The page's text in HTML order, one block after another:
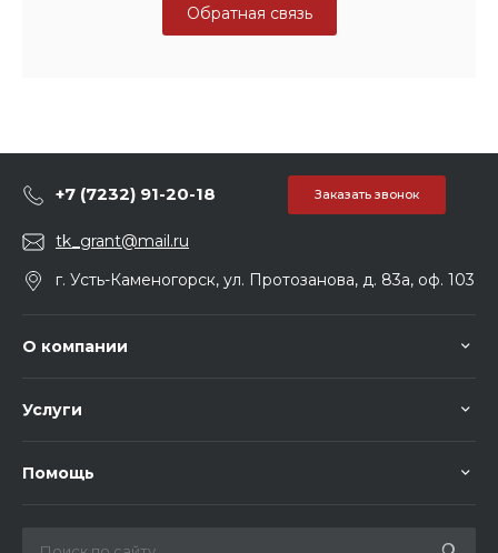
Обратная связь
+7 (7232) 91-20-18 Заказать звонок
tk_grant@mail.ru
г. Усть-Каменогорск, ул. Протозанова, д. 83а, оф. 103
О компании
Услуги
Помощь